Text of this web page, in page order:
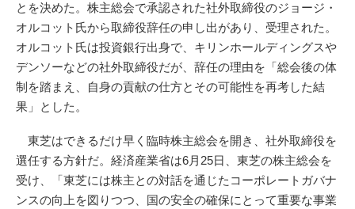
とを決めた。株主総会で承認された社外取締役のジョージ・
オルコット氏から取締役辞任の申し出があり、受理された。
オルコット氏は投資銀行出身で、キリンホールディングスや
デンソーなどの社外取締役だが、辞任の理由を「総会後の体
制を踏まえ、自身の貢献の仕方とその可能性を再考した結
果」とした。
東芝はできるだけ早く臨時株主総会を開き、社外取締役を
選任する方針だ。経済産業省は6月25日、東芝の株主総会を
受け、「東芝には株主との対話を通じたコーポレートガバナ
ンスの向上を図りつつ、国の安全の確保にとって重要な事業